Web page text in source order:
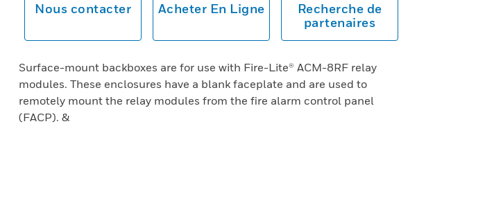
Nous contacter Acheter En Ligne
Recherche de
partenaires
Surface-mount backboxes are for use with Fire-Lite® ACM-8RF relay
modules. These enclosures have a blank faceplate and are used to
remotely mount the relay modules from the fire alarm control panel
(FACP). &